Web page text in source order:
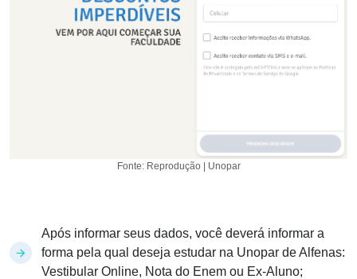
Fonte: Reprodução | Unopar
Após informar seus dados, você deverá informar a
forma pela qual deseja estudar na Unopar de Alfenas:
Vestibular Online, Nota do Enem ou Ex-Aluno;